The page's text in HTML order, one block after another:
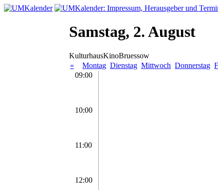
Samstag, 2. August
KulturhausKinoBruessow
«
Montag Dienstag Mittwoch Donnerstag
09:00
10:00
11:00
12:00